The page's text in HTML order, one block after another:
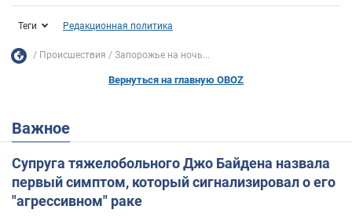
Теги Редакционная политика
Происшествия Запорожье на ночь...
Вернуться на главную OBOZ
Важное
Супруга тяжелобольного Джо Байдена назвала
первый симптом, который сигнализировал о его
"агрессивном" раке